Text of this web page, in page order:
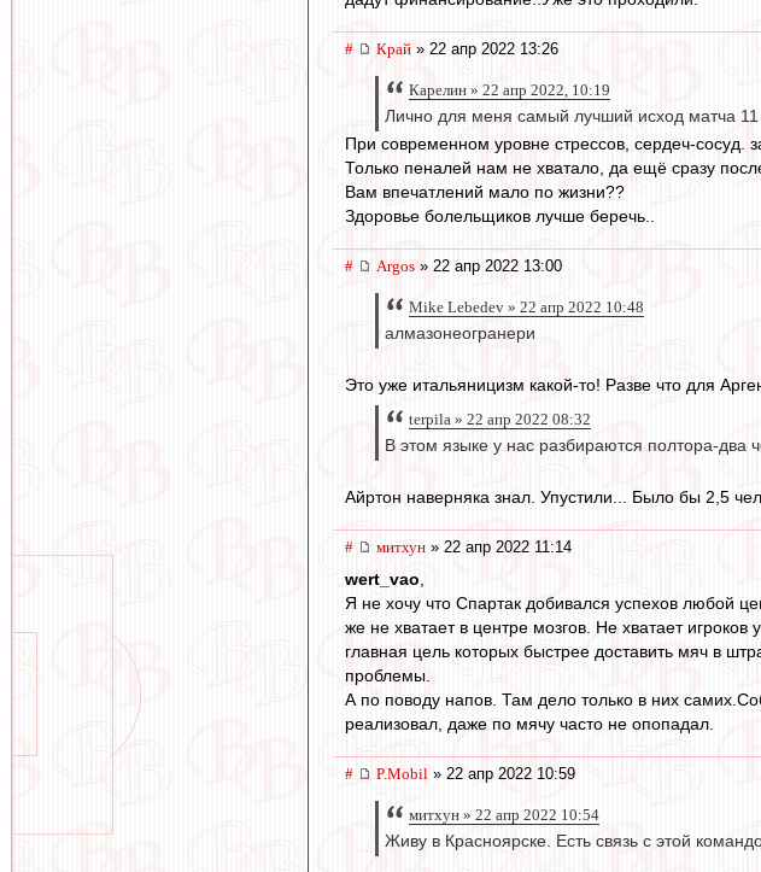
# Край » 22 апр 2022 13:26
Карелин » 22 апр 2022, 10:19
Лично для меня самый лучший исход матча
При современном уровне стрессов, сердеч-сосуд.
Только пеналей нам не хватало, да ещё сразу
Вам впечатлений мало по жизни??
Здоровье болельщиков лучше беречь..
# Argos » 22 апр 2022 13:00
Mike Lebedev » 22 апр 2022 10:48
алмазонеогранери
Это уже итальяницизм какой-то! Разве что для
terpila » 22 апр 2022 08:32
В этом языке у нас разбираются полтора-два
Айртон наверняка знал. Упустили... Было бы 2,5
# митхун » 22 апр 2022 11:14
wert_vao
Я не хочу что Спартак добивался успехов любой
же не хватает в центре мозгов. Не хватает
главная цель которых быстрее доставить мяч в
проблемы.
А по поводу напов. Там дело только в них
реализовал, даже по мячу часто не опопадал.
# P.Mobil » 22 апр 2022 10:59
митхун » 22 апр 2022 10:54
Живу в Красноярске. Есть связь с этой